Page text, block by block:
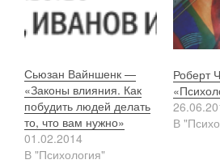
Сьюзан Вайншенк —
«Законы влияния. Как
побудить людей делать
то, что вам нужно»
01.02.2014
В "Психология"
Роберт
В